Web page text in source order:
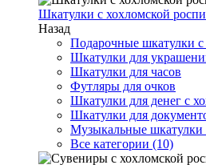
Шкатулки с хохломской
Назад
Подарочные шкатулки
Шкатулки для
Шкатулки для часов
Футляры для очков
Шкатулки для денег с
Шкатулки для
Музыкальные шкатулки
Все категории (10)